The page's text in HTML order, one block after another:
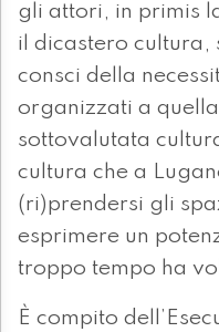
gli attori, in primis
il dicastero cultura,
consci della
organizzati a
sottovalutata
cultura che a
(ri)prendersi gli
esprimere un
troppo tempo ha
È compito